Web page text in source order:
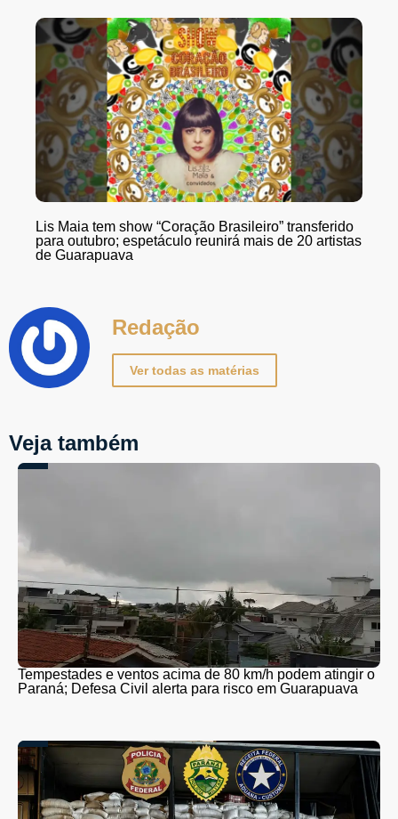
Lis Maia tem show “Coração Brasileiro” transferido
para outubro; espetáculo reunirá mais de 20 artistas
de Guarapuava
Redação
Ver todas as matérias
Veja também
Tempestades e ventos acima de 80 km/h podem atingir o
Paraná; Defesa Civil alerta para risco em Guarapuava